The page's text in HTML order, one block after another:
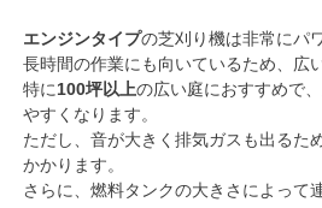
エンジンタイプの芝刈り機は非常にパ
長時間の作業にも向いているため、広
特に100坪以上の広い庭におすすめで
やすくなります。
ただし、音が大きく排気ガスも出るた
かかります。
さらに、燃料タンクの大きさによって